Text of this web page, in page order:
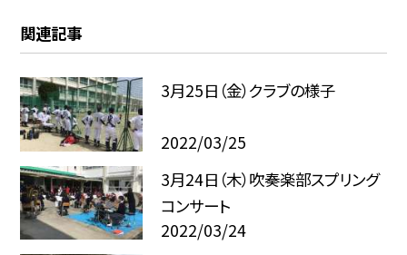
関連記事
3月25日（金）クラブの様子
2022/03/25
3月24日（木）吹奏楽部スプリング
コンサート
2022/03/24